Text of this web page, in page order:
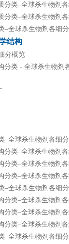
学性质分类–全球杀生物
学性质分类–全球杀生
类–全球杀生物剂各细
结构
细分概览
学结构分类 - 全球杀生
类–全球杀生物剂各细
学结构分类–全球杀生物
学结构分类–全球杀生物
学结构分类–全球杀生物
类–全球杀生物剂各细
学结构分类–全球杀生物
学结构分类–全球杀生物
学结构分类–全球杀生
类–全球杀生物剂各细